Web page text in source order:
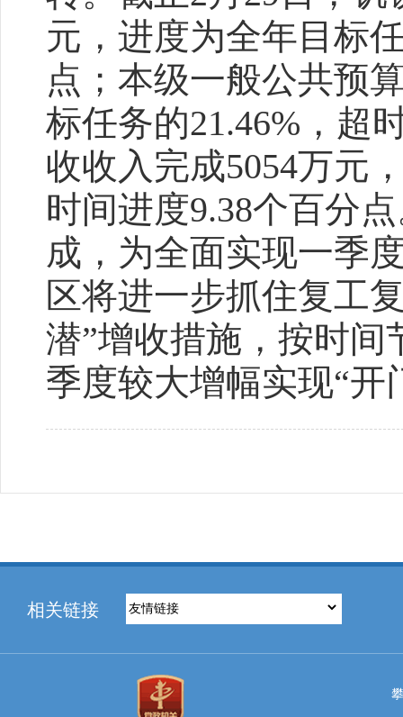
元，进度为全年目标
点；本级一般公共预
标任务的21.46%，超
收收入完成5054万元
时间进度9.38个百分
成，为全面实现一季
区将进一步抓住复工
潜”增收措施，按时
季度较大增幅实现“开
相关链接